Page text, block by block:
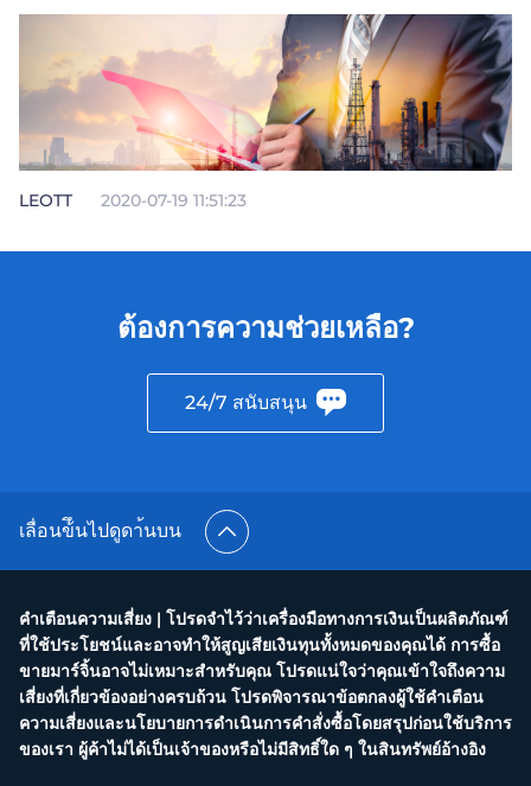
LEOTT 2020-07-19 11:51:23
ต้องการความช่วยเหลือ?
24/7 สนับสนุน
เลื่อนข้ึนไปดูดา้นบน
คำเตือนความเสี่ยง | โปรดจำไว้ว่าเครื่องมือทางการเงินเป็นผลิตภัณฑ์
ที่ใช้ประโยชน์และอาจทำให้สูญเสียเงินทุนทั้งหมดของคุณได้ การซื้อ
ขายมาร์จิ้นอาจไม่เหมาะสำหรับคุณ โปรดแน่ใจว่าคุณเข้าใจถึงความ
เสี่ยงที่เกี่ยวข้องอย่างครบถ้วน โปรดพิจารณาข้อตกลงผู้ใช้คำเตือน
ความเสี่ยงและนโยบายการดำเนินการคำสั่งซื้อโดยสรุปก่อนใช้บริการ
ของเรา ผู้ค้าไม่ได้เป็นเจ้าของหรือไม่มีสิทธิ์ใด ๆ ในสินทรัพย์อ้างอิง